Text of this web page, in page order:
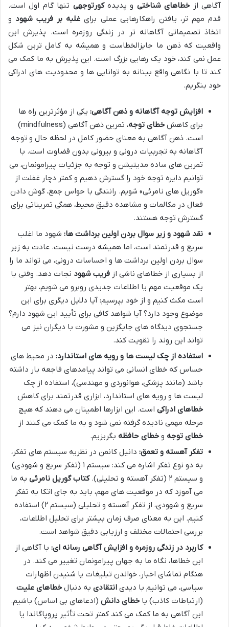
آگاهی از خطاهای شناختی و پدیدهکورتوجهی تنها گام اول است.
قدم مهم تر، یافتن راهکارهایی عملی برای غلبه بر فریب شهود و
اتخاذ تصمیماتی آگاهانه تر در زندگی روزمره است. پذیرش این
واقعیت که ذهن ما جایزالخطاست و همیشه به کامل ترین شکل
عمل نمی کند، خود یک رهایی بزرگ است. این پذیرش به ما کمک می
کند تا با نگاهی واقع بینانه به توانایی ها و محدودیت های ادراکی
خود بنگریم.
افزایش توجه آگاهانه و ذهن آگاهی: یکی از مؤثرترین راه ها
برای کاهش خطای توجه
، تمرین ذهن آگاهی (mindfulness)
است. ذهن آگاهی به معنای حضور کامل در لحظه حال و توجه
آگاهانه به تجربیات درونی و بیرونی بدون قضاوت است. با
تمرین های ساده مدیتیشن و توجه به جزئیات پیرامونمان، می
توانیم دایره توجه خود را گسترش دهیم و کمتر دچار غفلت از
«گوریل های نامرئی» شویم. رانندگی با حواس جمع، گوش دادن
فعال در مکالمات و مشاهده دقیق محیط، همگی تمریناتی برای
گسترش توجه هستند.
نقد شهود و زیر سوال بردن اولین برداشت ها: شهود ما اغلب
سریع و قدرتمند است، اما همیشه درست نیست. عادت به زیر
سوال بردن اولین برداشت ها و احساسات درونی، می تواند ما را
از بسیاری از خطاهای ناشی از فریب شهود نجات دهد. وقتی با
یک موقعیت مهم یا اطلاعات جدیدی روبرو می شویم، بهتر
است مکث کنیم و از خود بپرسیم: آیا دلایل دیگری برای این
موضوع وجود دارد؟ آیا شواهد کافی برای تأیید این شهود دارم؟
جستجوی دیدگاه های جایگزین و مشورت با دیگران نیز می
تواند این روند را تقویت کند.
استفاده از چک لیست ها و رویه های استاندارد: در محیط های
حساس که خطای انسانی می تواند پیامدهای فاجعه بار داشته
باشد (مانند پزشکی، هوانوردی و مهندسی)، استفاده از چک
لیست ها و رویه های استاندارد، ابزاری قدرتمند برای کاهش
خطاهای ادراکی است. این ابزارها اطمینان می دهند که هیچ
مرحله مهمی نادیده گرفته نمی شود و به ما کمک می کنند از
خطای توجه و خطای حافظه بگریزیم.
تفکر آهسته و تعمق: دانیل کانمن در نظریه سیستم های تفکر،
به دو نوع تفکر اشاره می کند: سیستم ۱ (تفکر سریع و شهودی)
و سیستم ۲ (تفکر آهسته و تحلیلی).
کتاب گوریل نامرئی به ما
می آموزد که در موقعیت های مهم، باید به جای اتکا به تفکر
سریع و شهودی، از تفکر آهسته و تحلیلی (سیستم ۲) استفاده
کنیم. این به معنای صرف زمان بیشتر برای تحلیل اطلاعات،
بررسی احتمالات مختلف و ارزیابی دقیق شواهد است.
کاربرد در زندگی روزمره و افزایش آگاهی رسانه ای: با آگاهی از
این خطاها، نگاه ما به جهان پیرامونمان تغییر می کند. در
هنگام تماشای اخبار، خواندن تبلیغات یا شنیدن اظهارات
سیاسی، می توانیم با دیدی انتقادی به دنبال خطاهای علیت
(ارتباطات کاذب) یا خطای دانش (ادعاهای بی اساس) باشیم.
این آگاهی به ما کمک می کند کمتر تحت تأثیر پروپاگاندا یا